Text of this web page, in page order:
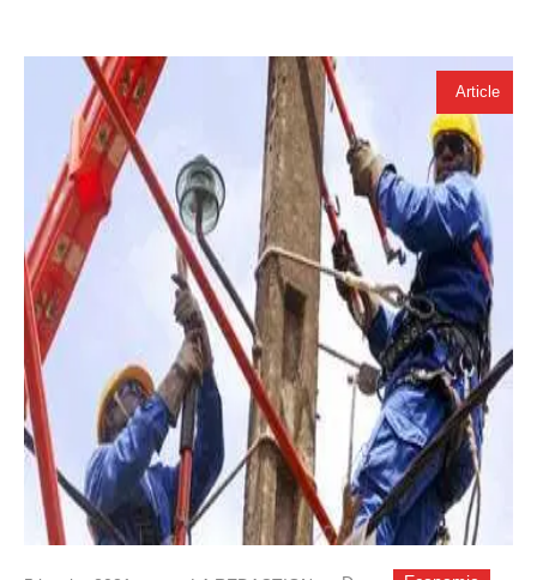
Article